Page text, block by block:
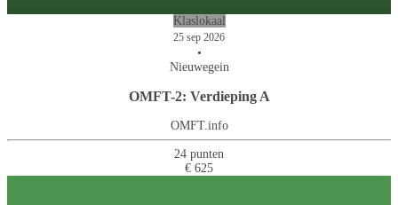
Klaslokaal
25 sep 2026
•
Nieuwegein
OMFT-2: Verdieping A
OMFT.info
24 punten
€ 625